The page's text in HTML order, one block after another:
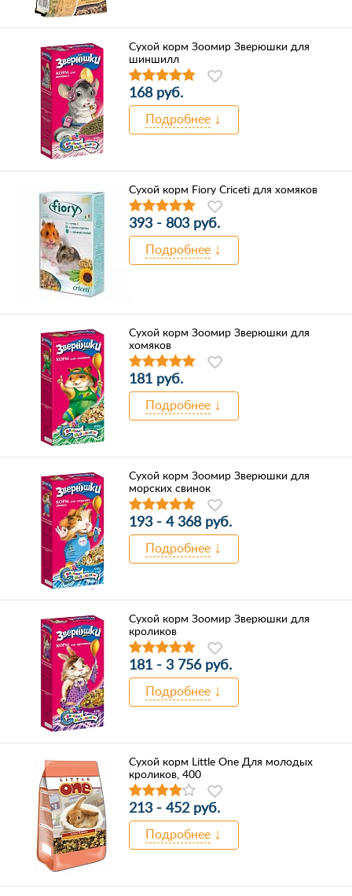
Сухой корм Зоомир Зверюшки для
шиншилл
168 руб.
Подробнее
Сухой корм Fiory Criceti для хомяков
393 - 803 руб.
Подробнее
Сухой корм Зоомир Зверюшки для
хомяков
181 руб.
Подробнее
Сухой корм Зоомир Зверюшки для
морских свинок
193 - 4 368 руб.
Подробнее
Сухой корм Зоомир Зверюшки для
кроликов
181 - 3 756 руб.
Подробнее
Сухой корм Little One Для молодых
кроликов, 400
213 - 452 руб.
Подробнее